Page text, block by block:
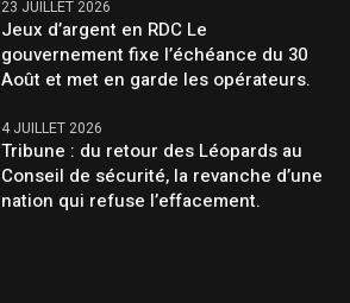
23 JUILLET 2026
Jeux d’argent en RDC Le
gouvernement fixe l’échéance du 30
Août et met en garde les opérateurs.
4 JUILLET 2026
Tribune : du retour des Léopards au
Conseil de sécurité, la revanche d’une
nation qui refuse l’effacement.